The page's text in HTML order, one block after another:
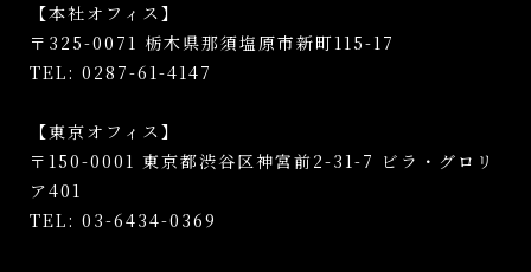
【本社オフィス】
〒325-0071 栃木県那須塩原市新町115-17
TEL: 0287-61-4147
【東京オフィス】
〒150-0001 東京都渋谷区神宮前2-31-7 ビラ・グロリ
ア401
TEL: 03-6434-0369